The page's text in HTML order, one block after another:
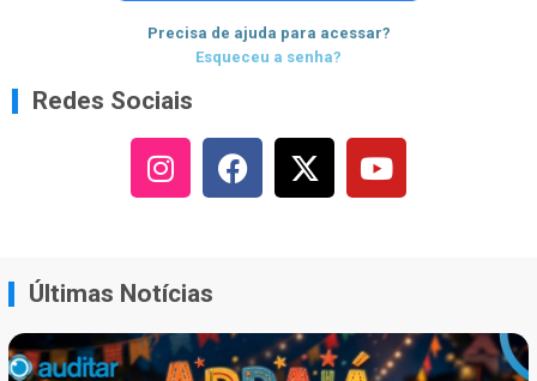
Precisa de ajuda para acessar?
Esqueceu a senha?
Redes Sociais
Últimas Notícias